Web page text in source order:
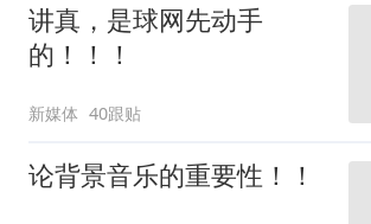
讲真，是球网先动手
的！！！
新媒体 40跟贴
论背景音乐的重要性！！